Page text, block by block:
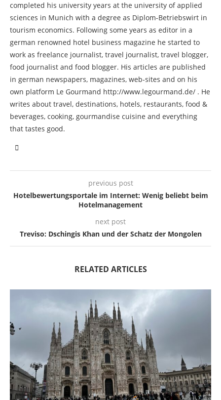
completed his university years at the university of applied
sciences in Munich with a degree as Diplom-Betriebswirt in
tourism economics. Following some years as editor in a
german renowned hotel business magazine he started to
work as freelance journalist, travel journalist, travel blogger,
food journalist and food blogger. His articles are published
in german newspapers, magazines, web-sites and on his
own platform Le Gourmand http://www.legourmand.de/ . He
writes about travel, destinations, hotels, restaurants, food &
beverages, cooking, gourmandise cuisine and everything
that tastes good.
previous post
Hotelbewertungsportale im Internet: Wenig beliebt beim
Hotelmanagement
next post
Treviso: Dschingis Khan und der Schatz der Mongolen
RELATED ARTICLES